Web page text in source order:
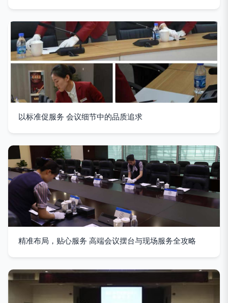
以标准促服务 会议细节中的品质追求
精准布局，贴心服务 高端会议摆台与现场服务全攻略